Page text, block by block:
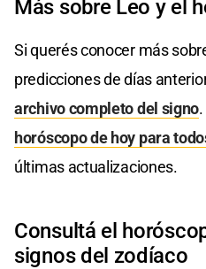
Más sobre Leo y el
Si querés conocer más
predicciones de días
archivo completo del signo
horóscopo de hoy para
últimas actualizaciones.
Consultá el
signos del zodíaco